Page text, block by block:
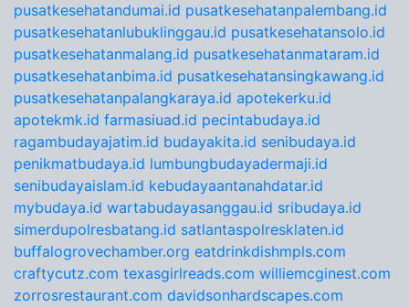
pusatkesehatandumai.id pusatkesehatanpalembang.id
pusatkesehatanlubuklinggau.id pusatkesehatansolo.id
pusatkesehatanmalang.id pusatkesehatanmataram.id
pusatkesehatanbima.id pusatkesehatansingkawang.id
pusatkesehatanpalangkaraya.id apotekerku.id
apotekmk.id farmasiuad.id pecintabudaya.id
ragambudayajatim.id budayakita.id senibudaya.id
penikmatbudaya.id lumbungbudayadermaji.id
senibudayaislam.id kebudayaantanahdatar.id
mybudaya.id wartabudayasanggau.id sribudaya.id
simerdupolresbatang.id satlantaspolresklaten.id
buffalogrovechamber.org eatdrinkdishmpls.com
craftycutz.com texasgirlreads.com williemcginest.com
zorrosrestaurant.com davidsonhardscapes.com